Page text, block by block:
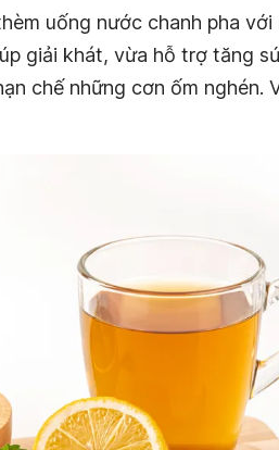
uống nước chanh pha
giải khát, vừa hỗ trợ tăng
chế những cơn ốm nghén.